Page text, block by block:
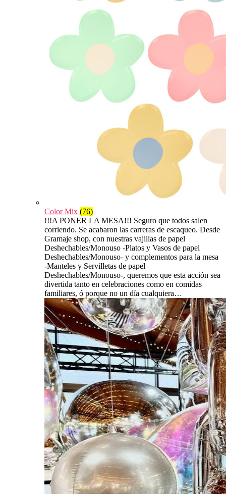
Color Mix (76)
!!!A PONER LA MESA!!! Seguro que todos salen
corriendo. Se acabaron las carreras de escaqueo. Desde
Gramaje shop, con nuestras vajillas de papel
Deshechables/Monouso -Platos y Vasos de papel
Deshechables/Monouso- y complementos para la mesa
-Manteles y Servilletas de papel
Deshechables/Monouso-, queremos que esta acción sea
divertida tanto en celebraciones como en comidas
familiares, ó porque no un día cualquiera…